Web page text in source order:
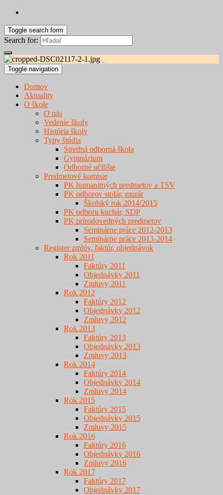
Toggle search form
Search for:
Toggle navigation
Domov
Aktuality
O škole
O nás
Vedenie školy
História školy
Typy štúdia
Stredná odborná škola
Gymnázium
Odborné učilište
Predmetové komisie
PK humanitných predmetov a TSV
PK odborov stolár, murár
Školský rok 2014/2015
PK odboru kuchár, SDP
PK prírodovedných predmetov
Seminárne práce 2012-2013
Seminárne práce 2013-2014
Register zmlúv, faktúr, objednávok
Rok 2011
Faktúry 2011
Objednávky 2011
Zmluvy 2011
Rok 2012
Faktúry 2012
Objednávky 2012
Zmluvy 2012
Rok 2013
Faktúry 2013
Objednávky 2013
Zmluvy 2013
Rok 2014
Faktúry 2014
Objednávky 2014
Zmluvy 2014
Rok 2015
Faktúry 2015
Objednávky 2015
Zmluvy 2015
Rok 2016
Faktúry 2016
Objednávky 2016
Zmluvy 2016
Rok 2017
Faktúry 2017
Objednávky 2017